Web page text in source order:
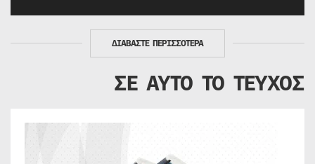
ΔΙΑΒΑΣΤΕ ΠΕΡΙΣΣΟΤΕΡΑ
ΣΕ ΑΥΤΟ ΤΟ ΤΕΥΧΟΣ